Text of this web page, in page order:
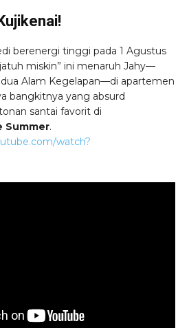
berenergi tinggi pada 1 Agustus
jatuh miskin” ini menaruh Jahy—
Alam Kegelapan—di apartemen
bangkitnya yang absurd
santai favorit di
Summer.
watch?